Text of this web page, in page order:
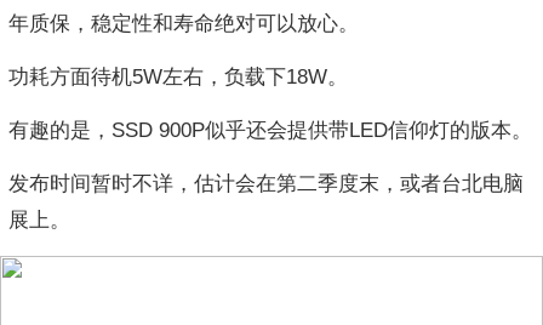
年质保，稳定性和寿命绝对可以放心。
功耗方面待机5W左右，负载下18W。
有趣的是，SSD 900P似乎还会提供带LED信仰灯的版本。
发布时间暂时不详，估计会在第二季度末，或者台北电脑
展上。